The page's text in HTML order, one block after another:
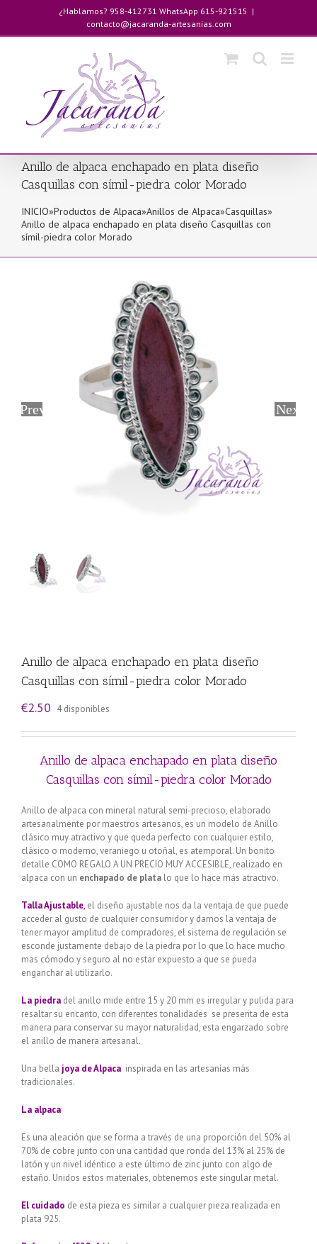
contenido
¿Hablamos? 958-412731 WhatsApp 615-921515 |
contacto@jacaranda-artesanias.com
Anillo de alpaca enchapado en plata diseño
Casquillas con símil-piedra color Morado
INICIO»Productos de Alpaca»Anillos de Alpaca»Casquillas»
Anillo de alpaca enchapado en plata diseño Casquillas con
símil-piedra color Morado
Previous Next
Anillo de alpaca enchapado en plata diseño
Casquillas con símil-piedra color Morado
€2.50 4 disponibles
Anillo de alpaca enchapado en plata diseño
Casquillas con símil-piedra color Morado
Anillo de alpaca con mineral natural semi-precioso, elaborado
artesanalmente por maestros artesanos, es un modelo de Anillo
clásico muy atractivo y que queda perfecto con cualquier estilo,
clásico o moderno, veraniego u otoñal, es atemporal. Un bonito
detalle COMO REGALO A UN PRECIO MUY ACCESIBLE, realizado en
alpaca con un enchapado de plata lo que lo hace más atractivo.
Talla Ajustable, el diseño ajustable nos da la ventaja de que puede
acceder al gusto de cualquier consumidor y darnos la ventaja de
tener mayor amplitud de compradores, el sistema de regulación se
esconde justamente debajo de la piedra por lo que lo hace mucho
mas cómodo y seguro al no estar expuesto a que se pueda
enganchar al utilizarlo.
La piedra del anillo mide entre 15 y 20 mm es irregular y pulida para
resaltar su encanto, con diferentes tonalidades se presenta de esta
manera para conservar su mayor naturalidad, esta engarzado sobre
el anillo de manera artesanal.
Una bella joya de Alpaca inspirada en las artesanías más
tradicionales.
La alpaca
Es una aleación que se forma a través de una proporción del 50% al
70% de cobre junto con una cantidad que ronda del 13% al 25% de
latón y un nivel idéntico a este último de zinc junto con algo de
estaño. Unidos estos materiales, obtenemos este singular metal.
El cuidado de esta pieza es similar a cualquier pieza realizada en
plata 925.